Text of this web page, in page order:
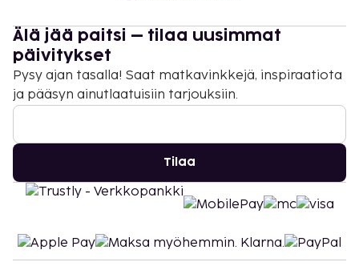
Älä jää paitsi – tilaa uusimmat
päivitykset
Pysy ajan tasalla! Saat matkavinkkejä, inspiraatiota
ja pääsyn ainutlaatuisiin tarjouksiin.
Tilaa